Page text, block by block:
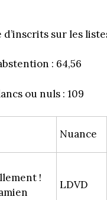
d’inscrits sur les
: 64,56
ou nuls : 109
Nuance
!
LDVD